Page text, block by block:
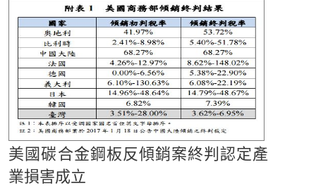
美國碳合金鋼板反傾銷案終判認定產
業損害成立